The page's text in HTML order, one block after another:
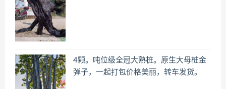
4颗。吨位级全冠大熟桩。原生大母桩金
弹子，一起打包价格美丽，转车发货。